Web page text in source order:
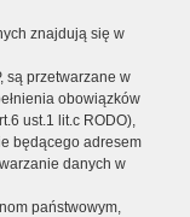
znajdują się w
są przetwarzane w
obowiązków
ust.1 lit.c RODO),
będącego adresem
danych w
państwowym,